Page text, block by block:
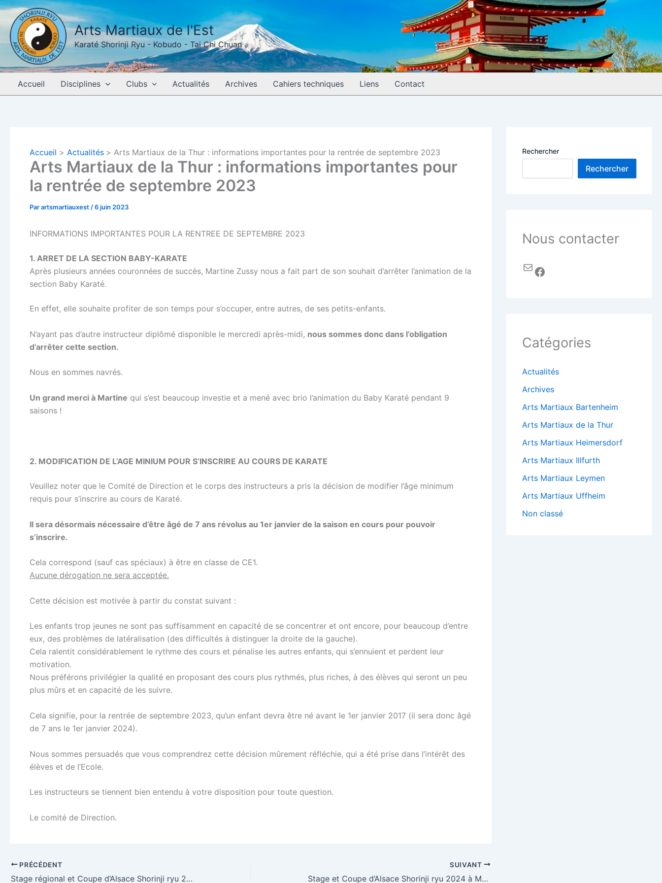
Aller
contenu
Arts Martiaux de l'Est
Karaté Shorinji Ryu - Kobudo - Tai Chi Chuan
Accueil Disciplines Clubs Actualités Archives Cahiers techniques Liens Contact
Accueil Actualités Arts Martiaux de la Thur : informations importantes pour la rentrée de septembre 2023
Arts Martiaux de la Thur : informations importantes pour
la rentrée de septembre 2023
Parartsmartiauxest /6 juin 2023
INFORMATIONS IMPORTANTES POUR LA RENTREE DE SEPTEMBRE 2023
1. ARRET DE LA SECTION BABY-KARATE
Après plusieurs années couronnées de succès, Martine Zussy nous a fait part de son souhait d’arrêter l’animation de la
section Baby Karaté.
En effet, elle souhaite profiter de son temps pour s’occuper, entre autres, de ses petits-enfants.
N’ayant pas d’autre instructeur diplômé disponible le mercredi après-midi, nous sommes donc dans l’obligation
d’arrêter cette section.
Nous en sommes navrés.
Un grand merci à Martine qui s’est beaucoup investie et a mené avec brio l’animation du Baby Karaté pendant 9
saisons !
2. MODIFICATION DE L’AGE MINIUM POUR S’INSCRIRE AU COURS DE KARATE
Veuillez noter que le Comité de Direction et le corps des instructeurs a pris la décision de modifier l’âge minimum
requis pour s’inscrire au cours de Karaté.
Il sera désormais nécessaire d’être âgé de 7 ans révolus au 1er janvier de la saison en cours pour pouvoir
s’inscrire.
Cela correspond (sauf cas spéciaux) à être en classe de CE1.
Aucune dérogation ne sera acceptée.
Cette décision est motivée à partir du constat suivant :
Les enfants trop jeunes ne sont pas suffisamment en capacité de se concentrer et ont encore, pour beaucoup d’entre
eux, des problèmes de latéralisation (des difficultés à distinguer la droite de la gauche).
Cela ralentit considérablement le rythme des cours et pénalise les autres enfants, qui s’ennuient et perdent leur
motivation.
Nous préférons privilégier la qualité en proposant des cours plus rythmés, plus riches, à des élèves qui seront un peu
plus mûrs et en capacité de les suivre.
Cela signifie, pour la rentrée de septembre 2023, qu’un enfant devra être né avant le 1er janvier 2017 (il sera donc âgé
de 7 ans le 1er janvier 2024).
Nous sommes persuadés que vous comprendrez cette décision mûrement réfléchie, qui a été prise dans l’intérêt des
élèves et de l’Ecole.
Les instructeurs se tiennent bien entendu à votre disposition pour toute question.
Le comité de Direction.
PRÉCÉDENT
Stage régional et Coupe d’Alsace Shorinji ryu 2023 (résultats)
SUIVANT
Stage et Coupe d’Alsace Shorinji ryu 2024 à Moosch
Rechercher
Rechercher
Nous contacter
Catégories
Actualités
Archives
Arts Martiaux Bartenheim
Arts Martiaux de la Thur
Arts Martiaux Heimersdorf
Arts Martiaux Illfurth
Arts Martiaux Leymen
Arts Martiaux Uffheim
Non classé